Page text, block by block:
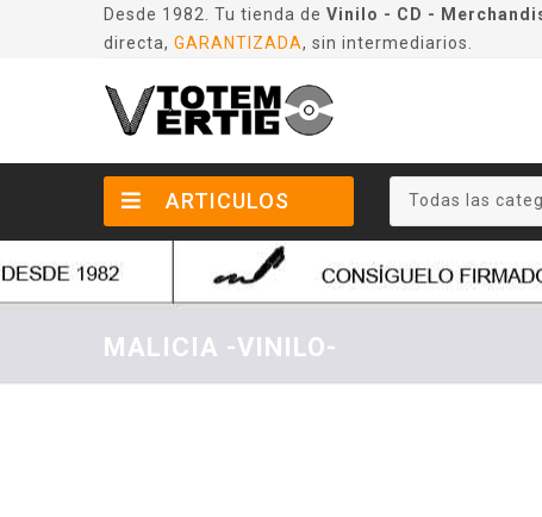
Desde 1982. Tu tienda de Vinilo - CD -
directa, GARANTIZADA, sin intermediarios.
ARTICULOS Todas las
MALICIA -VINILO-